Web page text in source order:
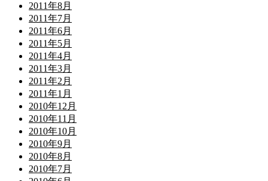
2011年8月
2011年7月
2011年6月
2011年5月
2011年4月
2011年3月
2011年2月
2011年1月
2010年12月
2010年11月
2010年10月
2010年9月
2010年8月
2010年7月